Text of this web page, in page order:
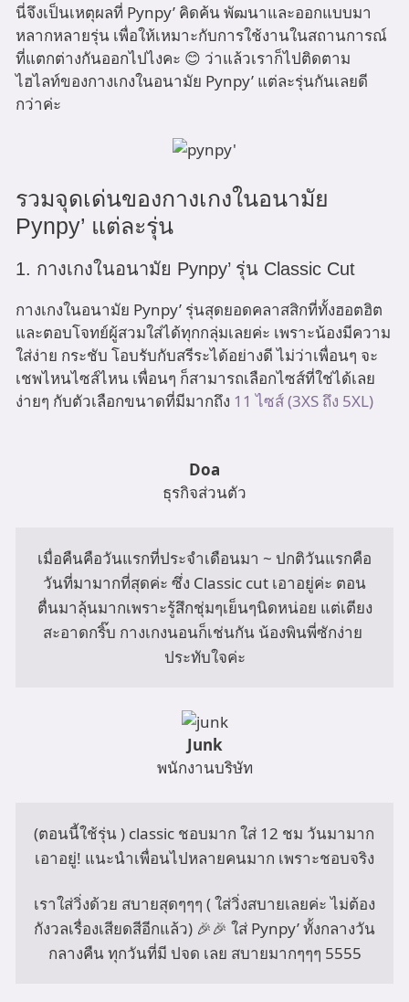
นี่จึงเป็นเหตุผลที่ Pynpy’ คิดค้น พัฒนาและออกแบบมา
หลากหลายรุ่น เพื่อให้เหมาะกับการใช้งานในสถานการณ์
ที่แตกต่างกันออกไปไงคะ 😊 ว่าแล้วเราก็ไปติดตาม
ไฮไลท์ของกางเกงในอนามัย Pynpy’ แต่ละรุ่นกันเลยดี
กว่าค่ะ
รวมจุดเด่นของกางเกงในอนามัย
Pynpy’ แต่ละรุ่น
1. กางเกงในอนามัย Pynpy’ รุ่น Classic Cut
กางเกงในอนามัย Pynpy’ รุ่นสุดยอดคลาสสิกที่ทั้งฮอตฮิต
และตอบโจทย์ผู้สวมใส่ได้ทุกกลุ่มเลยค่ะ เพราะน้องมีความ
ใส่ง่าย กระชับ โอบรับกับสรีระได้อย่างดี ไม่ว่าเพื่อนๆ จะ
เชพไหนไซส์ไหน เพื่อนๆ ก็สามารถเลือกไซส์ที่ใช่ได้เลย
ง่ายๆ กับตัวเลือกขนาดที่มีมากถึง 11 ไซส์ (3XS ถึง 5XL)
Doa
ธุรกิจส่วนตัว
เมื่อคืนคือวันแรกที่ประจำเดือนมา ~ ปกติวันแรกคือ
วันที่มามากที่สุดค่ะ ซึ่ง Classic cut เอาอยู่ค่ะ ตอน
ตื่นมาลุ้นมากเพราะรู้สึกชุ่มๆเย็นๆนิดหน่อย แต่เตียง
สะอาดกริ๊บ กางเกงนอนก็เช่นกัน น้องพินพี่ซักง่าย
ประทับใจค่ะ
Junk
พนักงานบริษัท
(ตอนนี้ใช้รุ่น ) classic ชอบมาก ใส่ 12 ชม วันมามาก
เอาอยู่! แนะนำเพื่อนไปหลายคนมาก เพราะชอบจริง
เราใส่วิ่งด้วย สบายสุดๆๆๆ ( ใส่วิ่งสบายเลยค่ะ ไม่ต้อง
กังวลเรื่องเสียดสีอีกแล้ว) 🎉🎉 ใส่ Pynpy’ ทั้งกลางวัน
กลางคืน ทุกวันที่มี ปจด เลย สบายมากๆๆๆ 5555